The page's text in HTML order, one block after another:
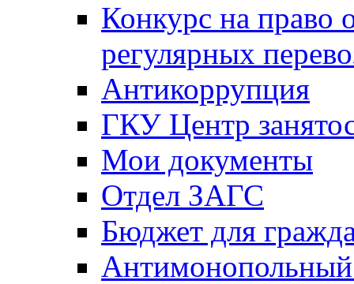
Конкурс на право
регулярных
Антикоррупция
ГКУ Центр
Мои документы
Отдел ЗАГС
Бюджет для
Антимонопольный